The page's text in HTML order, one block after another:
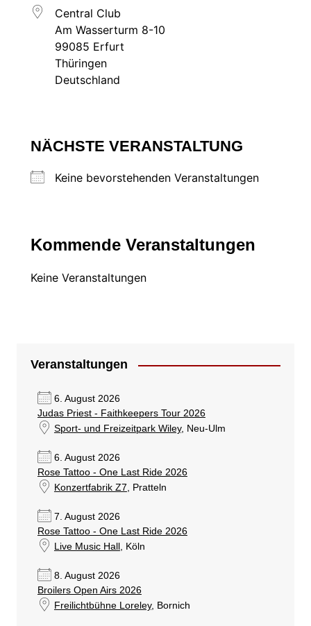
Central Club
Am Wasserturm 8-10
99085 Erfurt
Thüringen
Deutschland
NÄCHSTE VERANSTALTUNG
Keine bevorstehenden Veranstaltungen
Kommende Veranstaltungen
Keine Veranstaltungen
Veranstaltungen
6. August 2026
Judas Priest - Faithkeepers Tour 2026
Sport- und Freizeitpark Wiley, Neu-Ulm
6. August 2026
Rose Tattoo - One Last Ride 2026
Konzertfabrik Z7, Pratteln
7. August 2026
Rose Tattoo - One Last Ride 2026
Live Music Hall , Köln
8. August 2026
Broilers Open Airs 2026
Freilichtbühne Loreley, Bornich